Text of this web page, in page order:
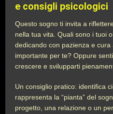
e consigli psicologici
Questo sogno ti invita a
nella tua vita. Quali sono i tuoi
dedicando con pazienza e
importante per te? Oppure
crescere e svilupparti
Un consiglio pratico: identifica
rappresenta la “pianta” del
progetto, una relazione o un